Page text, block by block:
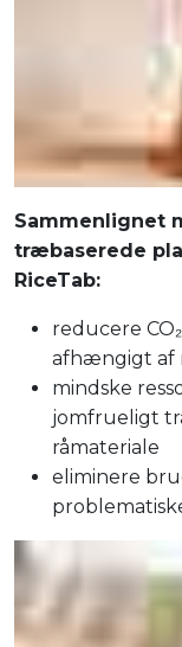
Sammenlignet
træbaserede
RiceTab:
reducere
afhængigt af
mindske
jomfrueligt
råmateriale
eliminere